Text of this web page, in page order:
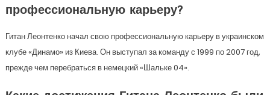
профессиональную карьеру?
Гитан Леонтенко начал свою профессиональную карьеру в украинском
клубе «Динамо» из Киева. Он выступал за команду с 1999 по 2007 год,
прежде чем перебраться в немецкий «Шальке 04».